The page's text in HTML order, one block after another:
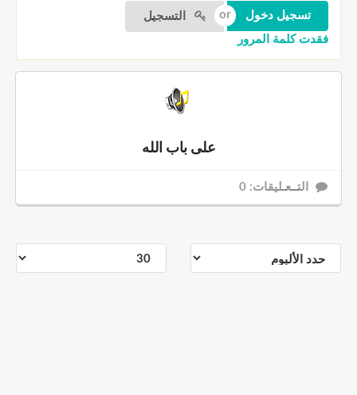
التسجيل
فقدت كلمة المرور
على باب الله
التــعـليقات: 0